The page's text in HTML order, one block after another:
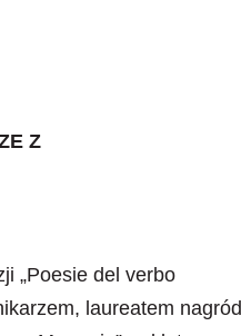
Z
„Poesie del verbo
laureatem nagród